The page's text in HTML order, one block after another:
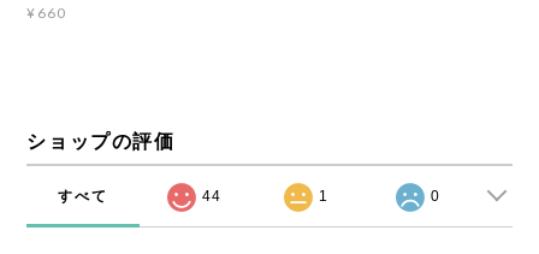
¥660
ショップの評価
すべて 44 1 0